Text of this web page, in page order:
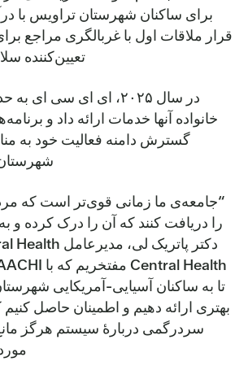
برای ساکنان شهرستان تراویس با
قرار ملاقات اول با غربالگری مراجع
تعیین‌کننده
خانواده آنها خدمات ارائه داد و
گسترش دامنه فعالیت خود به
“جامعه‌ی ما زمانی قوی‌تر است که
را دریافت کنند که آن را درک کرده و به
تا به ساکنان آسیایی-آمریکایی
بهتری ارائه دهیم و اطمینان حاصل کنیم
سردرگمی دربارهٔ سیستم هرگز